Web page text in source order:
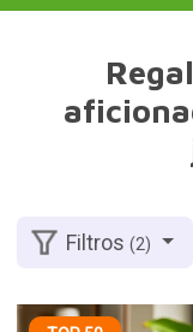
Filtros(2)